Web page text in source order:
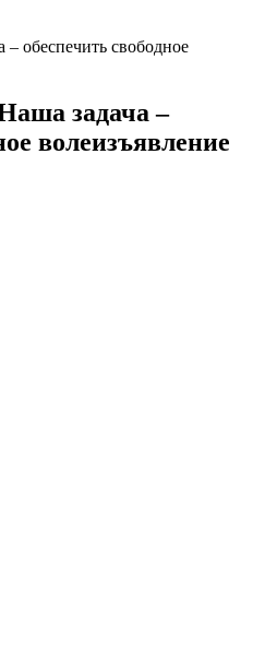
обеспечить свободное
задача –
волеизъявление